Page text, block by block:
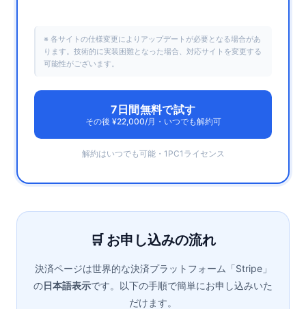
※ 各サイトの仕様変更によりアップデートが必要となる場合があ
ります。技術的に実装困難となった場合、対応サイトを変更する
可能性がございます。
7日間無料で試す
その後 ¥22,000/月・いつでも解約可
解約はいつでも可能・1PC1ライセンス
🛒 お申し込みの流れ
決済ページは世界的な決済プラットフォーム「Stripe」
の日本語表示です。以下の手順で簡単にお申し込みいた
だけます。